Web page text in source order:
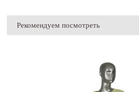
Рекомендуем посмотреть